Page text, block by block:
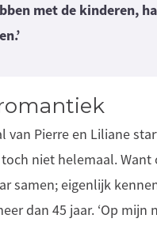
met de kinderen,
van Pierre en Liliane
niet helemaal. Want
samen; eigenlijk
dan 45 jaar. ‘Op mijn